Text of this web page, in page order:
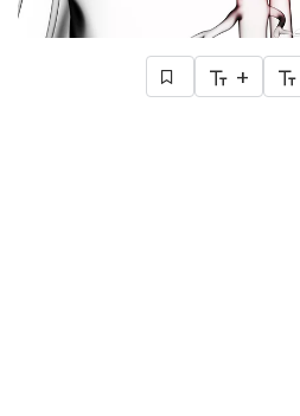
+